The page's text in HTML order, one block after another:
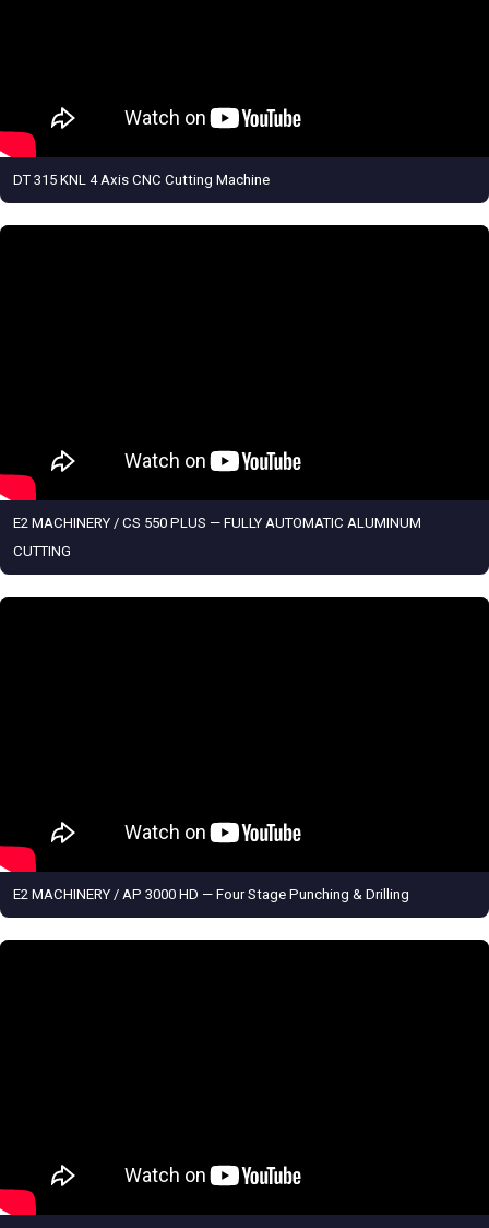
DT 315 KNL 4 Axis CNC Cutting Machine
E2 MACHINERY / CS 550 PLUS — FULLY AUTOMATIC ALUMINUM
CUTTING
E2 MACHINERY / AP 3000 HD — Four Stage Punching & Drilling